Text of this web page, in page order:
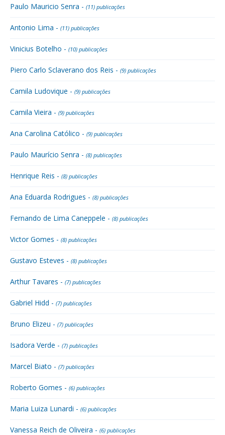
Paulo Mauricio Senra - (11) publicações
Antonio Lima - (11) publicações
Vinicius Botelho - (10) publicações
Piero Carlo Sclaverano dos Reis - (9) publicações
Camila Ludovique - (9) publicações
Camila Vieira - (9) publicações
Ana Carolina Católico - (9) publicações
Paulo Maurício Senra - (8) publicações
Henrique Reis - (8) publicações
Ana Eduarda Rodrigues - (8) publicações
Fernando de Lima Caneppele - (8) publicações
Victor Gomes - (8) publicações
Gustavo Esteves - (8) publicações
Arthur Tavares - (7) publicações
Gabriel Hidd - (7) publicações
Bruno Elizeu - (7) publicações
Isadora Verde - (7) publicações
Marcel Biato - (7) publicações
Roberto Gomes - (6) publicações
Maria Luiza Lunardi - (6) publicações
Vanessa Reich de Oliveira - (6) publicações